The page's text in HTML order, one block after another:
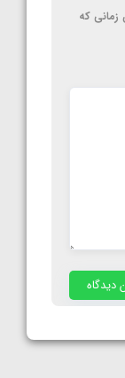
زمانی که